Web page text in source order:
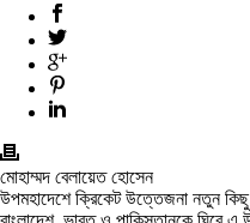
মোহাম্মদ বেলায়েত হোসেন
উপমহাদেশে ক্রিকেট উত্তেজনা নতুন